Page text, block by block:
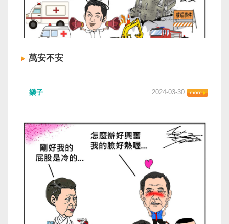
萬安不安
樂子 2024-03-30